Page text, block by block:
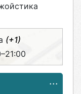
(+1)
10